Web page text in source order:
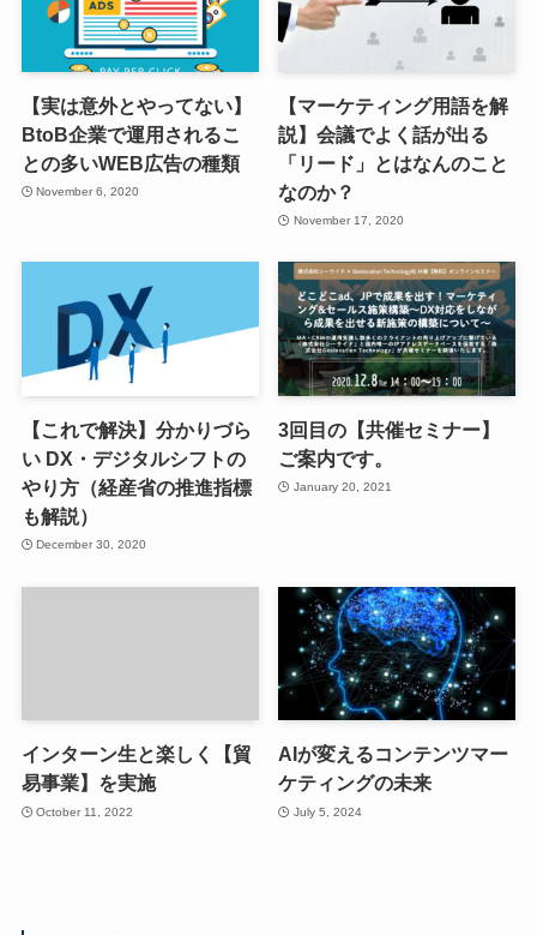
【実は意外とやってない】
BtoB企業で運用されるこ
との多いWEB広告の種類
November 6, 2020
【マーケティング用語を解
説】会議でよく話が出る
「リード」とはなんのこと
なのか？
November 17, 2020
【これで解決】分かりづら
い DX・デジタルシフトの
やり方（経産省の推進指標
も解説）
December 30, 2020
3回目の【共催セミナー】
ご案内です。
January 20, 2021
インターン生と楽しく【貿
易事業】を実施
October 11, 2022
AIが変えるコンテンツマー
ケティングの未来
July 5, 2024